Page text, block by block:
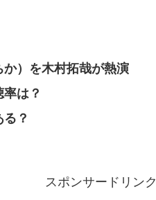
）を木村拓哉が熱演
は？
？
スポンサードリンク